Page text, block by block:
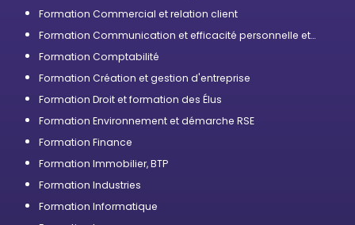
Formation Commercial et relation client
Formation Communication et efficacité personnelle et
Formation Comptabilité
Formation Création et gestion d'entreprise
Formation Droit et formation des Élus
Formation Environnement et démarche RSE
Formation Finance
Formation Immobilier, BTP
Formation Industries
Formation Informatique